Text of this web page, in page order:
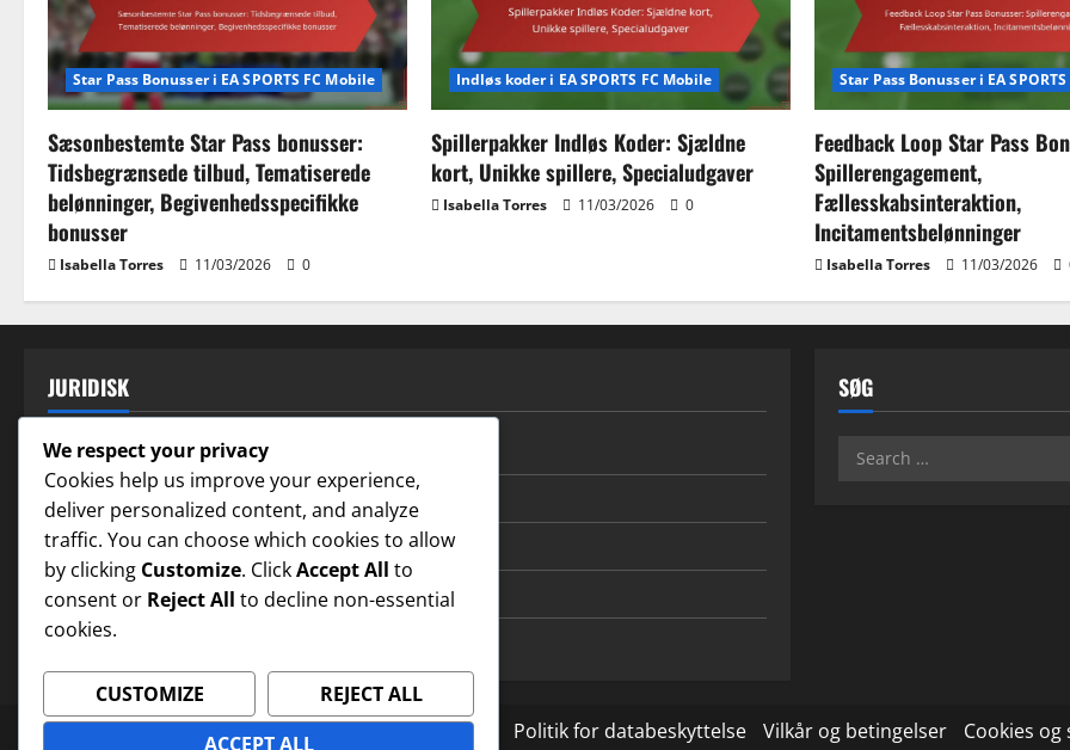
Star Pass Bonusser i EA SPORTS FC Mobile
Sæsonbestemte Star Pass bonusser:
Tidsbegrænsede tilbud, Tematiserede
belønninger, Begivenhedsspecifikke
bonusser
Isabella Torres 11/03/2026 0
Indløs koder i EA SPORTS FC Mobile
Spillerpakker Indløs Koder: Sjældne
kort, Unikke spillere, Specialudgaver
Isabella Torres 11/03/2026 0
Star Pass Bonusser i EA
Feedback Loop Star Pass
Spillerengagement,
Fællesskabsinteraktion,
Incitamentsbelønninger
Isabella Torres 11/03/2026
JURIDISK
Vores historie
Politik for databeskyttelse
Vilkår og betingelser
Cookies og sporing
Kontakt
SØG
Search
Vores historie Politik for databeskyttelse Vilkår og betingelser Cookies
We respect your privacy
Cookies help us improve your experience,
deliver personalized content, and analyze
traffic. You can choose which cookies to allow
by clicking Customize. ClickAccept All to
consent or Reject All to decline non-essential
cookies.
CUSTOMIZE
REJECT ALL
ACCEPT ALL